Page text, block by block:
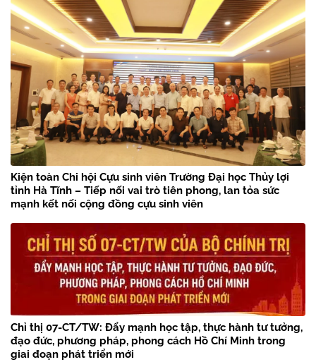
Kiện toàn Chi hội Cựu sinh viên Trường Đại học Thủy lợi
tỉnh Hà Tĩnh – Tiếp nối vai trò tiên phong, lan tỏa sức
mạnh kết nối cộng đồng cựu sinh viên
Chỉ thị 07-CT/TW: Đẩy mạnh học tập, thực hành tư tưởng,
đạo đức, phương pháp, phong cách Hồ Chí Minh trong
giai đoạn phát triển mới